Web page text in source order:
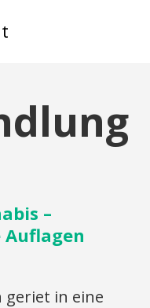
–
geriet in eine